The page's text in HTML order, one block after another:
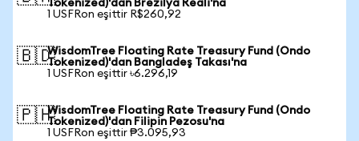
Tokenized)'dan Brezilya Reali'na
1 USFRon eşittir R$260,92
🇧🇩WisdomTree Floating Rate Treasury Fund (Ondo
Tokenized)'dan Bangladeş Takası'na
1 USFRon eşittir ৳6.296,19
🇵🇭WisdomTree Floating Rate Treasury Fund (Ondo
Tokenized)'dan Filipin Pezosu'na
1 USFRon eşittir ₱3.095,93